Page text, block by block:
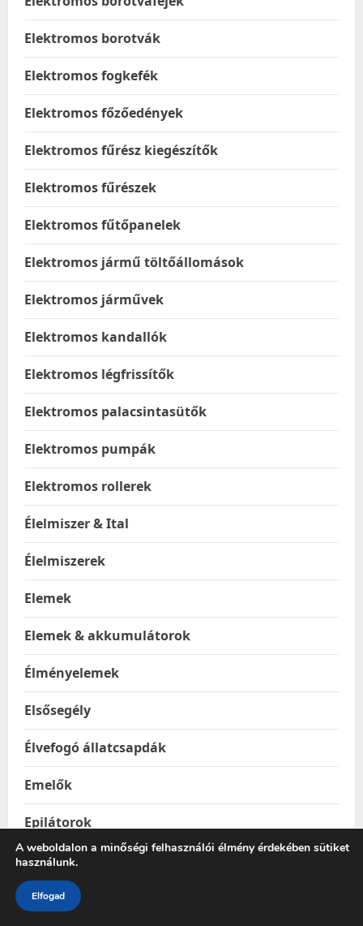
Elektromos borotvák
Elektromos fogkefék
Elektromos főzőedények
Elektromos fűrész kiegészítők
Elektromos fűrészek
Elektromos fűtőpanelek
Elektromos jármű töltőállomások
Elektromos járművek
Elektromos kandallók
Elektromos légfrissítők
Elektromos palacsintasütők
Elektromos pumpák
Elektromos rollerek
Élelmiszer & Ital
Élelmiszerek
Elemek
Elemek & akkumulátorok
Élményelemek
Elsősegély
Élvefogó állatcsapdák
Emelők
Epilátorok
Építkezés & Felújítás
Építőanyagok
A weboldalon a minőségi felhasználói élmény érdekében sütiket
használunk.
Elfogad